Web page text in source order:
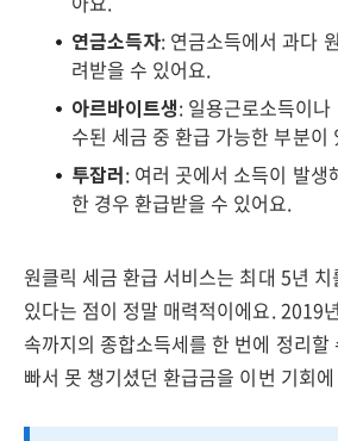
연금소득자: 연금소득에서 과다
려받을 수 있어요.
아르바이트생: 일용근로소득이
수된 세금 중 환급 가능한 부분이
투잡러: 여러 곳에서 소득이 발생
한 경우 환급받을 수 있어요.
원클릭 세금 환급 서비스는 최대 5년
있다는 점이 정말 매력적이에요. 2019
속까지의 종합소득세를 한 번에 정리할
빠서 못 챙기셨던 환급금을 이번 기회